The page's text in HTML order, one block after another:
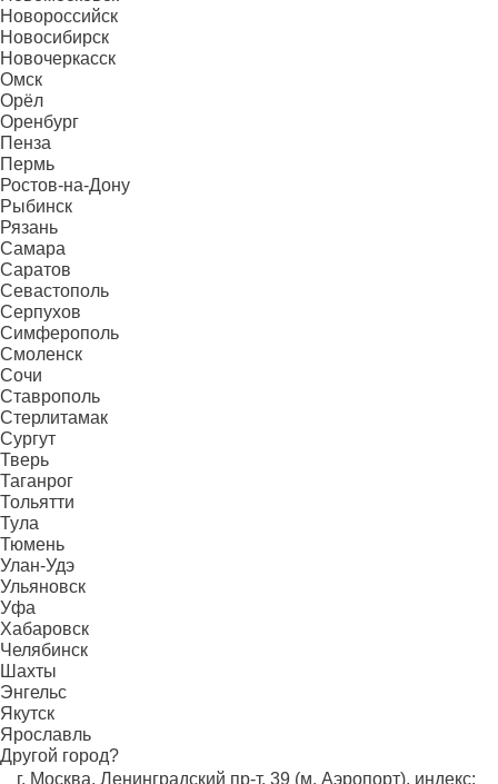
Новороссийск
Новосибирск
Новочеркасск
Омск
Орёл
Оренбург
Пенза
Пермь
Ростов-на-Дону
Рыбинск
Рязань
Самара
Саратов
Севастополь
Серпухов
Симферополь
Смоленск
Сочи
Ставрополь
Стерлитамак
Сургут
Тверь
Таганрог
Тольятти
Тула
Тюмень
Улан-Удэ
Ульяновск
Уфа
Хабаровск
Челябинск
Шахты
Энгельс
Якутск
Ярославль
Другой город?
г. Москва, Ленинградский пр-т, 39 (м. Аэропорт), индекс: